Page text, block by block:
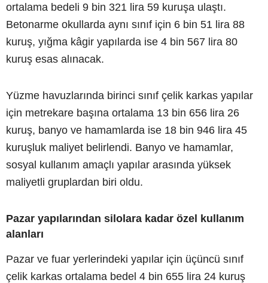
ortalama bedeli 9 bin 321 lira 59 kuruşa ulaştı.
Betonarme okullarda aynı sınıf için 6 bin 51 lira 88
kuruş, yığma kâgir yapılarda ise 4 bin 567 lira 80
kuruş esas alınacak.
Yüzme havuzlarında birinci sınıf çelik karkas yapılar
için metrekare başına ortalama 13 bin 656 lira 26
kuruş, banyo ve hamamlarda ise 18 bin 946 lira 45
kuruşluk maliyet belirlendi. Banyo ve hamamlar,
sosyal kullanım amaçlı yapılar arasında yüksek
maliyetli gruplardan biri oldu.
Pazar yapılarından silolara kadar özel kullanım
alanları
Pazar ve fuar yerlerindeki yapılar için üçüncü sınıf
çelik karkas ortalama bedel 4 bin 655 lira 24 kuruş